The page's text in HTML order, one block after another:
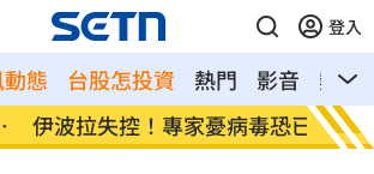
登入
態 台股怎投資 熱門 影音
熱搜
專家憂病毒恐已突變
飲料
警